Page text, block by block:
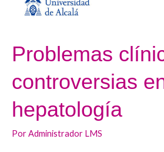
Problemas
controversias
hepatología
PorAdministrador LMS